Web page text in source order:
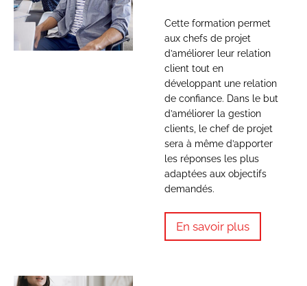
Cette formation permet
aux chefs de projet
d’améliorer leur relation
client tout en
développant une relation
de confiance. Dans le but
d’améliorer la gestion
clients, le chef de projet
sera à même d’apporter
les réponses les plus
adaptées aux objectifs
demandés.
En savoir plus